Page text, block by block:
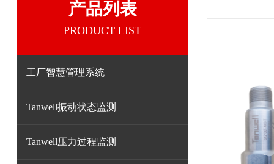
产品列表
PRODUCT LIST
工厂智慧管理系统
Tanwell振动状态监测
Tanwell压力过程监测